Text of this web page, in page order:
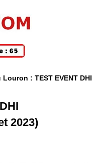
: TEST EVENT DHI
2023)